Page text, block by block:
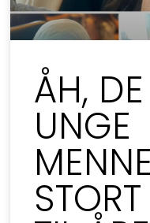
ÅH,
UNGE